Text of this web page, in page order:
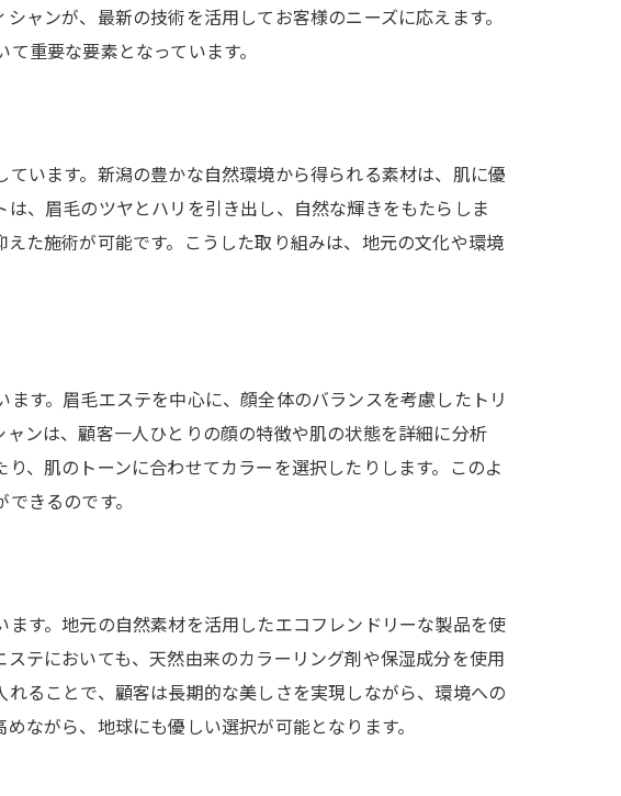
トの効果
方法
ーチ
ローチ
ャンが、最新の技術を活用してお客様のニーズに応えます。
重要な要素となっています。
います。新潟の豊かな自然環境から得られる素材は、肌に優
、眉毛のツヤとハリを引き出し、自然な輝きをもたらしま
た施術が可能です。こうした取り組みは、地元の文化や環境
す。眉毛エステを中心に、顔全体のバランスを考慮したトリ
ンは、顧客一人ひとりの顔の特徴や肌の状態を詳細に分析
、肌のトーンに合わせてカラーを選択したりします。このよ
きるのです。
す。地元の自然素材を活用したエコフレンドリーな製品を使
テにおいても、天然由来のカラーリング剤や保湿成分を使用
ることで、顧客は長期的な美しさを実現しながら、環境への
ながら、地球にも優しい選択が可能となります。